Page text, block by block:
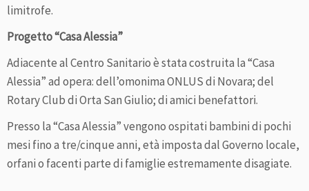
limitrofe.
Progetto “Casa Alessia”
Adiacente al Centro Sanitario è stata costruita la “Casa
Alessia” ad opera: dell’omonima ONLUS di Novara; del
Rotary Club di Orta San Giulio; di amici benefattori.
Presso la “Casa Alessia” vengono ospitati bambini di pochi
mesi fino a tre/cinque anni, età imposta dal Governo locale,
orfani o facenti parte di famiglie estremamente disagiate.